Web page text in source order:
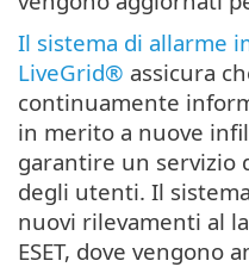
Il sistema di allarme
LiveGrid® assicura
continuamente
in merito a nuove
garantire un servizio
degli utenti. Il
nuovi rilevamenti al
ESET, dove vengono